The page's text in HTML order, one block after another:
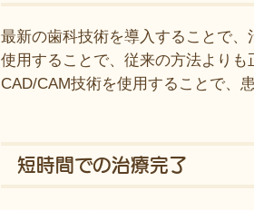
最新の歯科技術を導入することで
使用することで、従来の方法より
CAD/CAM技術を使用することで、
短時間での治療完了